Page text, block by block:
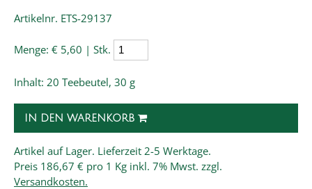
Artikelnr. ETS-29137
Menge: € 5,60 | Stk.
Inhalt: 20 Teebeutel, 30 g
IN DEN WARENKORB
Artikel auf Lager. Lieferzeit 2-5 Werktage.
Preis 186,67 € pro 1 Kg inkl. 7% Mwst. zzgl.
Versandkosten.